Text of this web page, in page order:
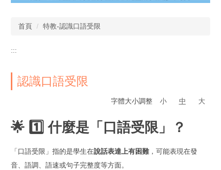
首頁 特教-認識口語受限
:::
認識口語受限
字體大小調整 小 中 大
🌟 1️⃣ 什麼是「口語受限」？
「口語受限」指的是學生在說話表達上有困難，可能表現在發
音、語調、語速或句子完整度等方面。